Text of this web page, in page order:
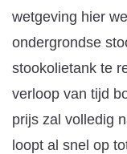
wetgeving hier
ondergrondse
stookolietank te
verloop van tijd
prijs zal volledig
loopt al snel op